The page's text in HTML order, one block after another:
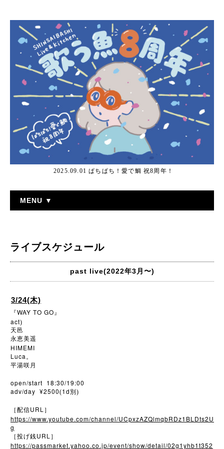
2025.09.01 ぱちぱち！愛で鯛 祝8周年！
MENU ▼
ライブスケジュール
past live(2022年3月〜)
3/24(木)
『WAY TO GO』
act)
天邑
永恵美遥
HIMEMI
Luca 。
平湯咲月
open/start 18:30/19:00
adv/day ¥2500(1d 別)
［配信URL ］
https://www.youtube.com/channel/UCpxzAZQlmqbRDz1BLDts2U
g
［投げ銭URL ］
https://passmarket.yahoo.co.jp/event/show/detail/02g1yhb1t352